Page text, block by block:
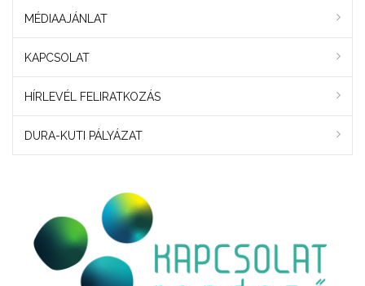
MÉDIAAJÁNLAT
KAPCSOLAT
HÍRLEVÉL FELIRATKOZÁS
DURA-KUTI PÁLYÁZAT